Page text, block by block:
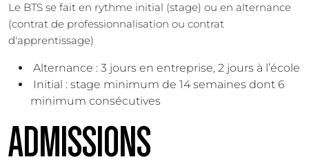
Le BTS se fait en rythme initial (stage) ou en alternance
(contrat de professionnalisation ou contrat
d'apprentissage)
Alternance : 3 jours en entreprise, 2 jours à l’école
Initial : stage minimum de 14 semaines dont 6
minimum consécutives
ADMISSIONS